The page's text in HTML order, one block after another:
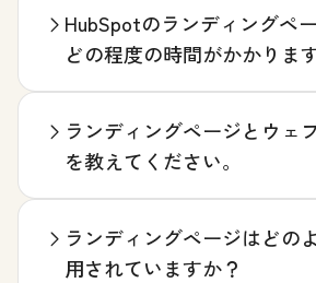
HubSpotのランディングペ
どの程度の時間がかかりま
ランディングページとウェ
を教えてください。
ランディングページはどの
用されていますか？